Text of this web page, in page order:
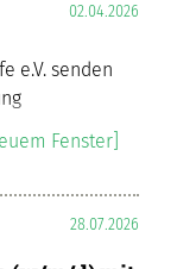
02.04.2026
e.V. senden
Fenster]
28.07.2026